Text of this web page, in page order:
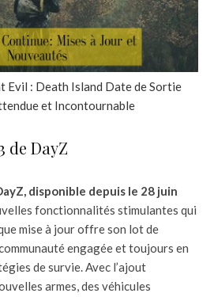
Evil : Death Island Date de Sortie
et Incontournable
de DayZ
disponible depuis le 28 juin
fonctionnalités stimulantes qui
mise à jour offre son lot de
engagée et toujours en
de survie. Avec l’ajout
armes, des véhicules